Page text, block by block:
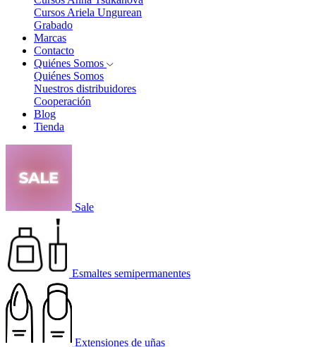
Cursos Ariela Ungurean
Grabado
Marcas
Contacto
Quiénes Somos
Quiénes Somos
Nuestros distribuidores
Cooperación
Blog
Tienda
Sale
Esmaltes semipermanentes
Extensiones de uñas